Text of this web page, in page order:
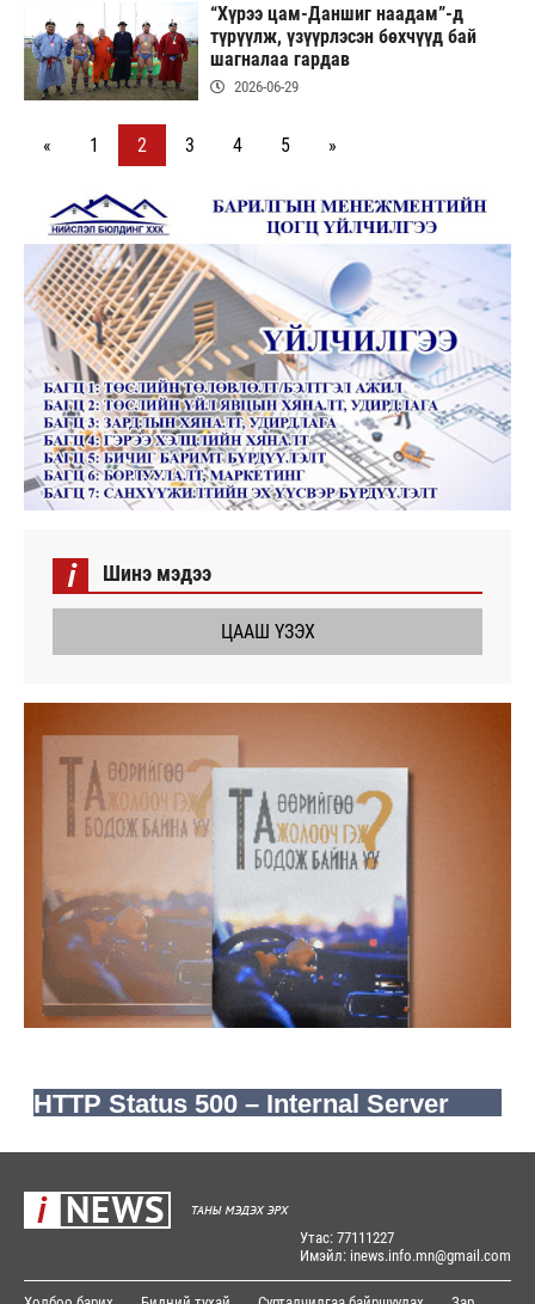
“Хүрээ цам-Даншиг наадам”-д
түрүүлж, үзүүрлэсэн бөхчүүд бай
шагналаа гардав
2026-06-29
« 1 2 3 4 5 »
i Шинэ мэдээ
ЦААШ ҮЗЭХ
Утас: 77111227
Имэйл: inews.info.mn@gmail.com